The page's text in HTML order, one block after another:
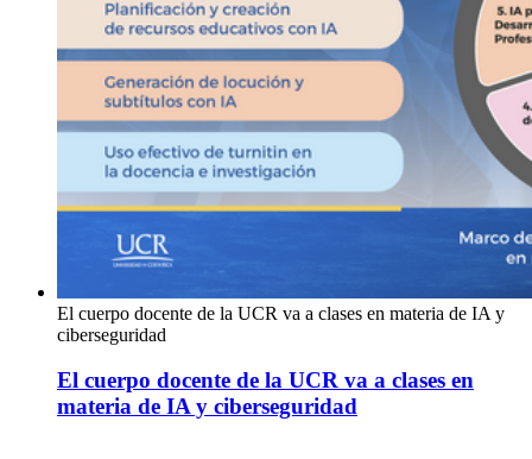
El cuerpo docente de la UCR va a clases en materia de IA y
ciberseguridad
El cuerpo docente de la UCR va a clases en
materia de IA y ciberseguridad